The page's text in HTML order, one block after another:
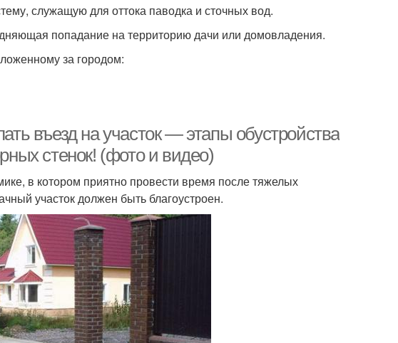
служащую для оттока паводка и сточных вод.
попадание на территорию дачи или домовладения.
за городом:
въезд на участок — этапы обустройства
стенок! (фото и видео)
в котором приятно провести время после тяжелых
участок должен быть благоустроен.